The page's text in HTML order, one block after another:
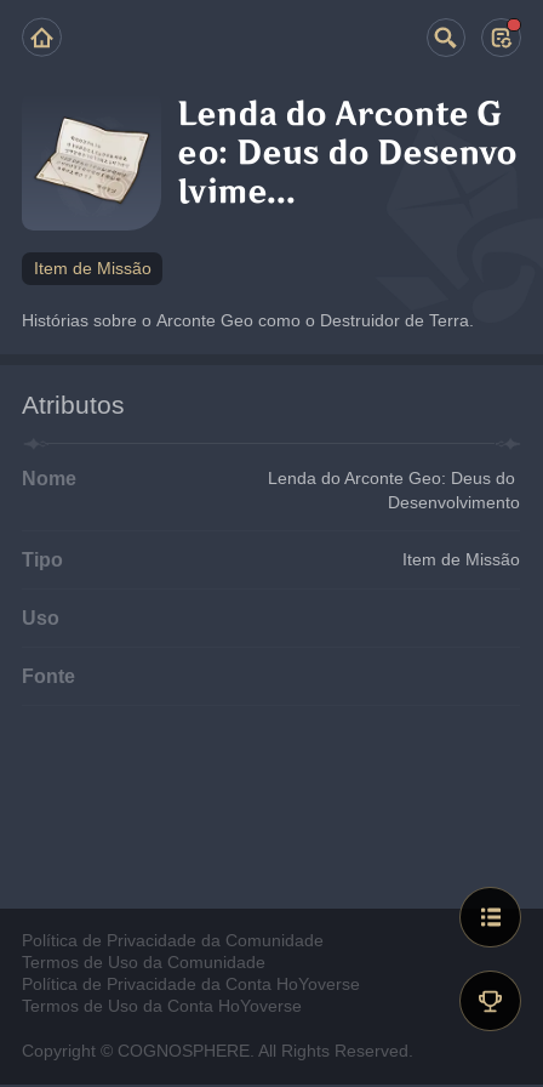
Lenda do Arconte G
eo: Deus do Desenvo
lvime...
Item de Missão
Histórias sobre o Arconte Geo como o Destruidor de Terra.
Atributos
Nome
Lenda do Arconte Geo: Deus do
Desenvolvimento
Tipo Item de Missão
Uso
Fonte
Política de Privacidade da Comunidade
Termos de Uso da Comunidade
Política de Privacidade da Conta HoYoverse
Termos de Uso da Conta HoYoverse
Copyright © COGNOSPHERE. All Rights Reserved.